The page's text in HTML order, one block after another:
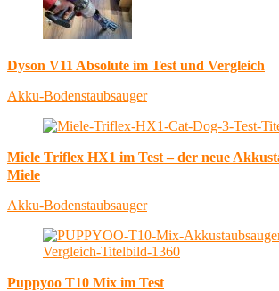
Dyson V11 Absolute im Test und Vergleich
Akku-Bodenstaubsauger
Miele Triflex HX1 im Test – der neue
Miele
Akku-Bodenstaubsauger
Puppyoo T10 Mix im Test